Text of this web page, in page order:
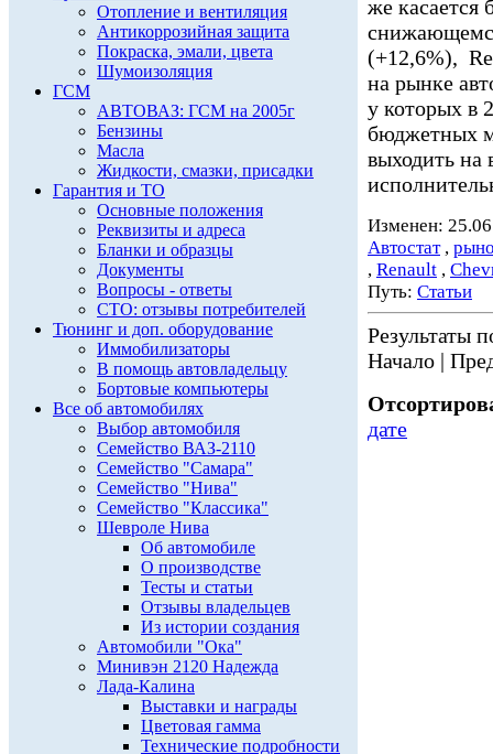
Отопление и вентиляция
Антикоррозийная защита
Покраска, эмали, цвета
Шумоизоляция
ГСМ
АВТОВАЗ: ГСМ на 2005г
Бензины
Масла
Жидкости, смазки, присадки
Гарантия и ТО
Основные положения
Реквизиты и адреса
Бланки и образцы
Документы
Вопросы - ответы
СТО: отзывы потребителей
Тюнинг и доп. оборудование
Иммобилизаторы
В помощь автовладельцу
Бортовые компьютеры
Все об автомобилях
Выбор автомобиля
Семейство ВАЗ-2110
Семейство "Самара"
Семейство "Нива"
Семейство "Классика"
Шевроле Нива
Об автомобиле
О производстве
Тесты и статьи
Отзывы владельцев
Из истории создания
Автомобили "Ока"
Минивэн 2120 Надежда
Лада-Калина
Выставки и награды
Цветовая гамма
Технические подробности
же касается
(+12,6%),
на рынке
у которых в
бюджетных
выходить на
Изменен:
Автостат,
, Renault ,
Путь: Статьи
Результаты
Начало |
дате